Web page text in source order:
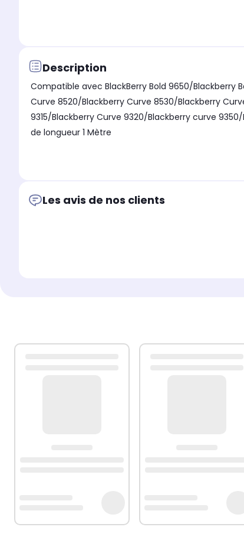
Description
Compatible avec BlackBerry Bold 9650/Blackberry
Curve 8520/Blackberry Curve 8530/Blackberry
9315/Blackberry Curve 9320/Blackberry curve
de longueur 1 Mètre
Les avis de nos clients